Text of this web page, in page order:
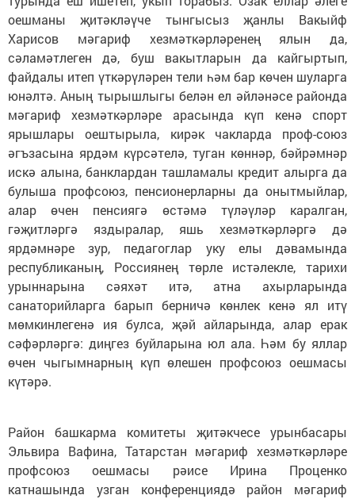
оешманы җитәкләүче тынгысыз җанлы Вакыйф
Харисов мәгариф хезмәткәрләренең ялын да,
сәламәтлеген дә, буш вакытларын да кайгыртып,
файдалы итеп үткәрүләрен тели һәм бар көчен шуларга
юнәлтә. Аның тырышлыгы белән ел әйләнәсе районда
мәгариф хезмәткәрләре арасында күп кенә спорт
ярышлары оештырыла, кирәк чакларда проф-союз
әгъзасына ярдәм күрсәтелә, туган көннәр, бәйрәмнәр
искә алына, банклардан ташламалы кредит алырга да
булыша профсоюз, пенсионерларны да онытмыйлар,
алар өчен пенсиягә өстәмә түләүләр каралган,
гәҗитләргә яздыралар, яшь хезмәткәрләргә дә
ярдәмнәре зур, педагоглар уку елы дәвамында
республиканың, Россиянең төрле истәлекле, тарихи
урыннарына сәяхәт итә, атна ахырларында
санаторийларга барып берничә көнлек кенә ял итү
мөмкинлегенә ия булса, җәй айларында, алар ерак
сәфәрләргә: диңгез буйларына юл ала. Һәм бу яллар
өчен чыгымнарның күп өлешен профсоюз оешмасы
күтәрә.
Район башкарма комитеты җитәкчесе урынбасары
Эльвира Вафина, Татарстан мәгариф хезмәткәрләре
профсоюз оешмасы рәисе Ирина Проценко
катнашында узган конференциядә район мәгариф